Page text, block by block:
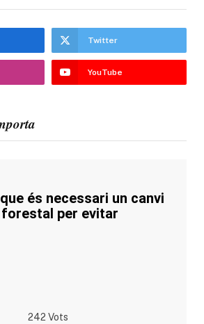
Twitter
YouTube
és necessari un canvi
per evitar
242 Vots